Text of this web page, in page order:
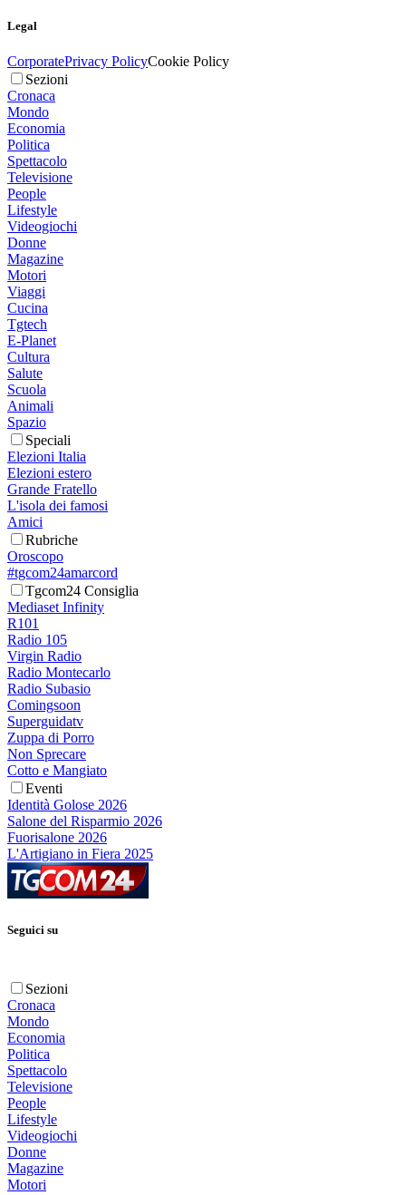
Legal
CorporatePrivacy PolicyCookie Policy
Sezioni
Cronaca
Mondo
Economia
Politica
Spettacolo
Televisione
People
Lifestyle
Videogiochi
Donne
Magazine
Motori
Viaggi
Cucina
Tgtech
E-Planet
Cultura
Salute
Scuola
Animali
Spazio
Speciali
Elezioni Italia
Elezioni estero
Grande Fratello
L'isola dei famosi
Amici
Rubriche
Oroscopo
#tgcom24amarcord
Tgcom24 Consiglia
Mediaset Infinity
R101
Radio 105
Virgin Radio
Radio Montecarlo
Radio Subasio
Comingsoon
Superguidatv
Zuppa di Porro
Non Sprecare
Cotto e Mangiato
Eventi
Identità Golose 2026
Salone del Risparmio 2026
Fuorisalone 2026
L'Artigiano in Fiera 2025
Seguici su
Sezioni
Cronaca
Mondo
Economia
Politica
Spettacolo
Televisione
People
Lifestyle
Videogiochi
Donne
Magazine
Motori